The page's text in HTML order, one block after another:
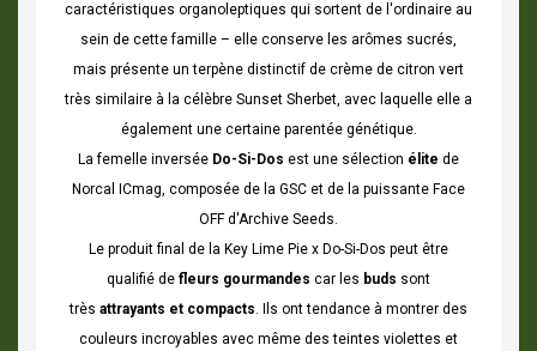
caractéristiques organoleptiques qui sortent de l'ordinaire au
sein de cette famille – elle conserve les arômes sucrés,
mais présente un terpène distinctif de crème de citron vert
très similaire à la célèbre Sunset Sherbet, avec laquelle elle a
également une certaine parentée génétique.
La femelle inversée Do-Si-Dos est une sélection élite de
Norcal ICmag, composée de la GSC et de la puissante Face
OFF d'Archive Seeds.
Le produit final de la Key Lime Pie x Do-Si-Dos peut être
qualifié de fleurs gourmandes car les buds sont
très attrayants et compacts. Ils ont tendance à montrer des
couleurs incroyables avec même des teintes violettes et